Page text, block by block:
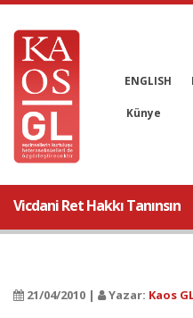
ENGLISH
Künye
Vicdani Ret Hakkı Tanınsın
21/04/2010 | Yazar: Kaos